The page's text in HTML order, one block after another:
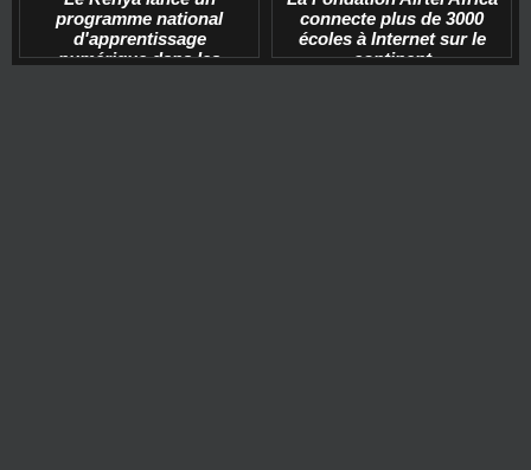
programme national
d'apprentissage
numérique dans les
connecte plus de 3000
écoles à Internet sur le
continent